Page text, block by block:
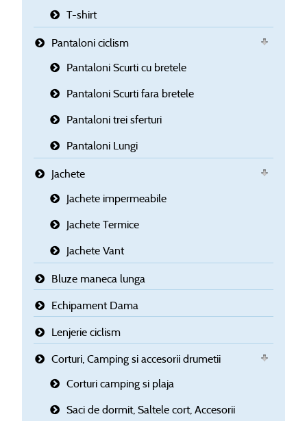
T-shirt
Pantaloni ciclism
Pantaloni Scurti cu bretele
Pantaloni Scurti fara bretele
Pantaloni trei sferturi
Pantaloni Lungi
Jachete
Jachete impermeabile
Jachete Termice
Jachete Vant
Bluze maneca lunga
Echipament Dama
Lenjerie ciclism
Corturi, Camping si accesorii drumetii
Corturi camping si plaja
Saci de dormit, Saltele cort, Accesorii